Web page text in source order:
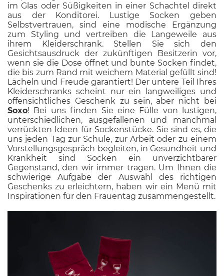
im Glas oder Süßigkeiten in einer Schachtel direkt
aus der Konditorei. Lustige Socken geben
Selbstvertrauen, sind eine modische Ergänzung
zum Styling und vertreiben die Langeweile aus
ihrem Kleiderschrank. Stellen Sie sich den
Gesichtsausdruck der zukünftigen Besitzerin vor,
wenn sie die Dose öffnet und bunte Socken findet,
die bis zum Rand mit weichem Material gefüllt sind!
Lächeln und Freude garantiert! Der untere Teil Ihres
Kleiderschranks scheint nur ein langweiliges und
offensichtliches Geschenk zu sein, aber nicht bei
Soxo! Bei uns finden Sie eine Fülle von lustigen,
unterschiedlichen, ausgefallenen und manchmal
verrückten Ideen für Sockenstücke. Sie sind es, die
uns jeden Tag zur Schule, zur Arbeit oder zu einem
Vorstellungsgespräch begleiten, in Gesundheit und
Krankheit sind Socken ein unverzichtbarer
Gegenstand, den wir immer tragen. Um Ihnen die
schwierige Aufgabe der Auswahl des richtigen
Geschenks zu erleichtern, haben wir ein Menü mit
Inspirationen für den Frauentag zusammengestellt.